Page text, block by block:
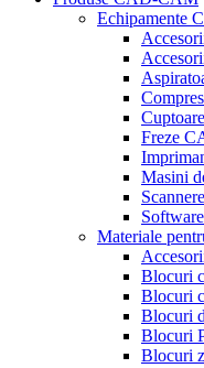
Echipamente
Freze
Masini
Materiale
Blocuri
Blocuri
Blocuri
Blocuri
Blocuri